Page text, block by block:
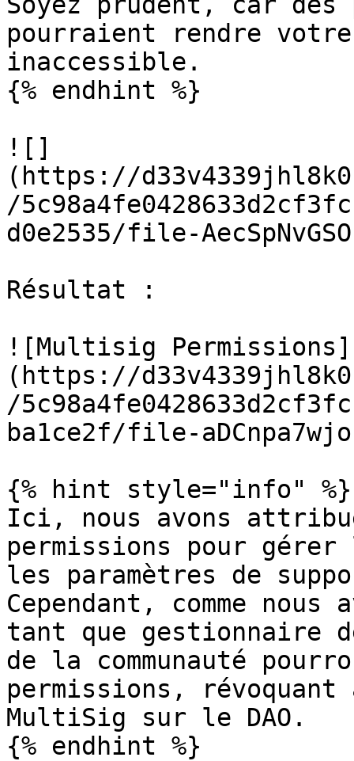
pourraient rendre votre
inaccessible.
{% endhint %}
![]
(https://
/
d0e2535/file-
Résultat :
![Multisig Permissions]
(https://
/
ba1ce2f/file-
{% hint style="info" %}
Ici, nous avons
permissions pour
les paramètres de
Cependant, comme
tant que gestionnaire
de la communauté
permissions,
MultiSig sur le DAO.
{% endhint %}